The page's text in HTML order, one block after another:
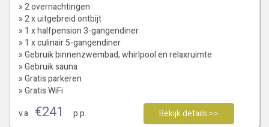
» 2 overnachtingen
» 2 x uitgebreid ontbijt
» 1 x halfpension 3-gangendiner
» 1 x culinair 5-gangendiner
» Gebruik binnenzwembad, whirlpool en relaxruimte
» Gebruik sauna
» Gratis parkeren
» Gratis WiFi
v.a. €241 p.p. Bekijk details >>